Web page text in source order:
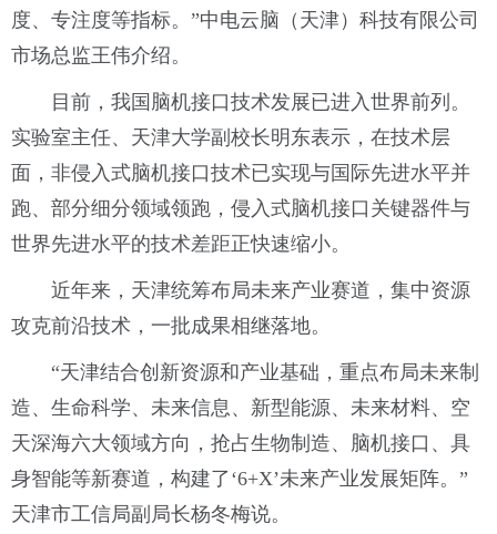
度、专注度等指标。”中电云脑（天津）科技有限公司
市场总监王伟介绍。
目前，我国脑机接口技术发展已进入世界前列。
实验室主任、天津大学副校长明东表示，在技术层
面，非侵入式脑机接口技术已实现与国际先进水平并
跑、部分细分领域领跑，侵入式脑机接口关键器件与
世界先进水平的技术差距正快速缩小。
近年来，天津统筹布局未来产业赛道，集中资源
攻克前沿技术，一批成果相继落地。
“天津结合创新资源和产业基础，重点布局未来制
造、生命科学、未来信息、新型能源、未来材料、空
天深海六大领域方向，抢占生物制造、脑机接口、具
身智能等新赛道，构建了‘6+X’未来产业发展矩阵。”
天津市工信局副局长杨冬梅说。